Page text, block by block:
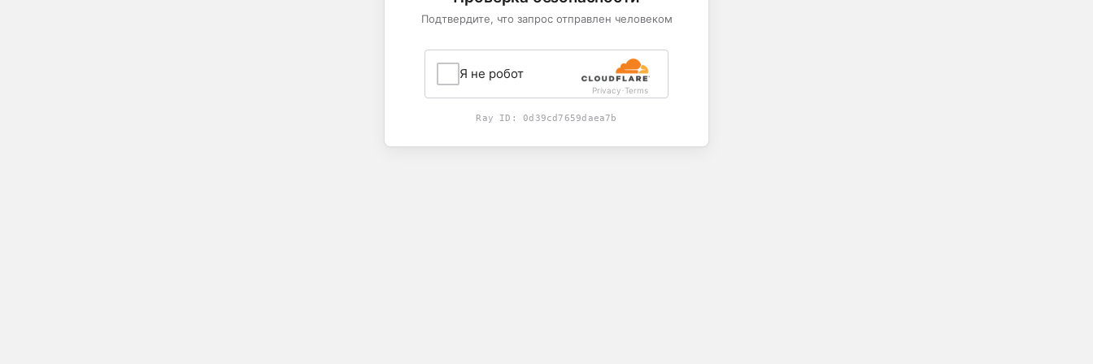
Подтвердите, что запрос отправлен человеком
Я не робот
Privacy-Terms
Ray ID: 0d39cd7659daea7b